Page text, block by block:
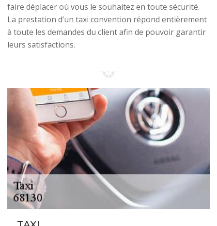
faire déplacer où vous le souhaitez en toute sécurité.
La prestation d’un taxi convention répond entièrement
à toute les demandes du client afin de pouvoir garantir
leurs satisfactions.